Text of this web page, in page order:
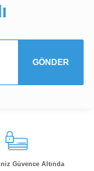
GÖNDER
Güvence Altında